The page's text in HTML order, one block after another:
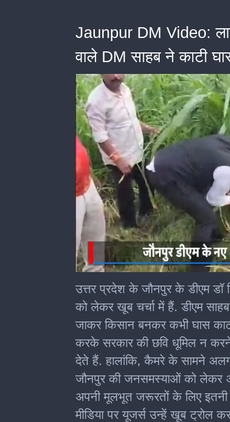
Jaunpur DM Video:
वाले DM साहब ने काटी
of
2
minutes,
20
उत्तर प्रदेश के जौनपुर के डीएम
को लेकर खूब चर्चा में हैं. डीएम
जाकर किसान बनकर कभी घास
करके सरकार की छवि धूमिल न करने
देते हैं. हालांकि, कैमरे के सामने
जौनपुर की जनसमस्याओं को लेकर
अपनी मूलभूत जरूरतों के लिए इतनी
मीडिया पर यूजर्स उन्हें खूब ट्रोल